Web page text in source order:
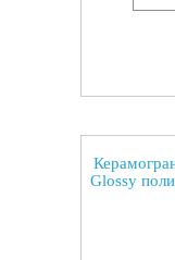
Glossy